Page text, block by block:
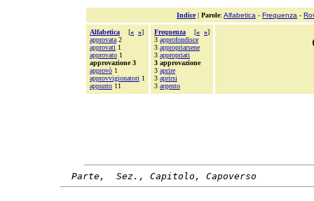
Indice| Parole: Alfabetica - Frequenza -
Alfabetica [« »]
approvata 2
approvati 1
approvato 1
approvazione 3
approvò 1
approvvigionatori 1
appunto 11
Frequenza [« »]
3 approfondisce
3 appropriarsene
3 appropriati
3 approvazione
3 aprire
3 aprirsi
3 argento
Parte,  Sez., Capitolo, Capoverso